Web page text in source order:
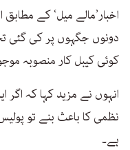
اخبار’مالے میل‘ کے مطابق
دونوں جگہوں پر کی گئی
کوئی کیبل کار منصوبہ
انہوں نے مزید کہا کہ اگر
نظمی کا باعث بنے تو
ہے۔